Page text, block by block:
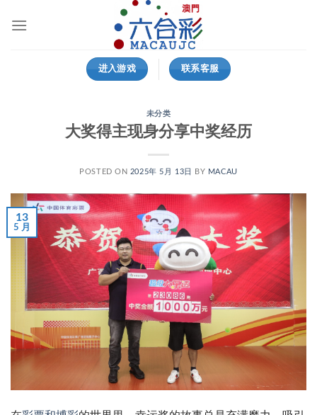
进入游戏 联系客服
未分类
大奖得主现身分享中奖经历
POSTED ON 2025年 5月 13日 BY MACAU
13
5 月